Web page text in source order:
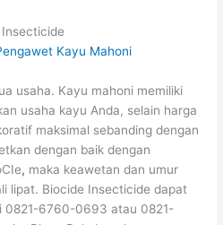
usaha. Kayu mahoni memiliki
usaha kayu Anda, selain harga
maksimal sebanding dengan
dengan baik dengan
, maka keawetan dan umur
lipat. Biocide Insecticide dapat
0821-6760-0693 atau 0821-